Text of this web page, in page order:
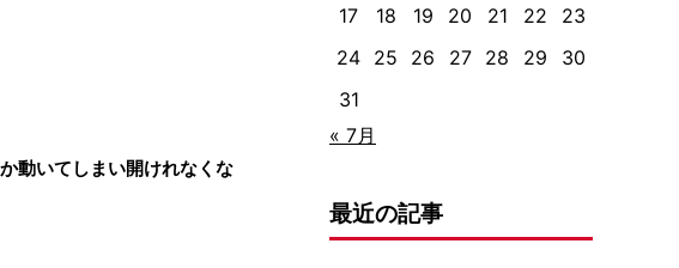
動いてしまい開けれなくな
17
18 19 20 21 22
23
24 25 26 27 28 29
30
31
« 7月
最近の記事